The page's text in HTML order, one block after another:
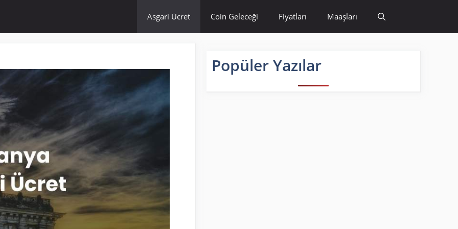
Asgari Ücret Coin Geleceği Fiyatları Maaşları
Popüler Yazılar